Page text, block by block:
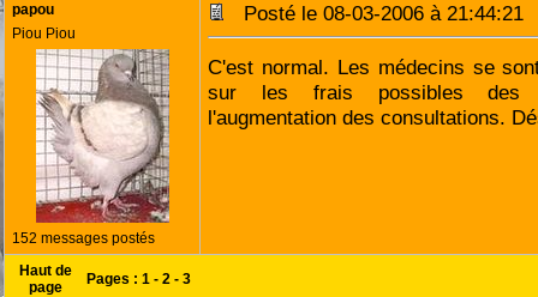
papou
Piou Piou
152 messages postés
Posté le 08-03-2006 à
C'est normal. Les médecins se
sur les frais possibles des
l'augmentation des consultations.
Haut de
page
Pages : 1 - 2 - 3